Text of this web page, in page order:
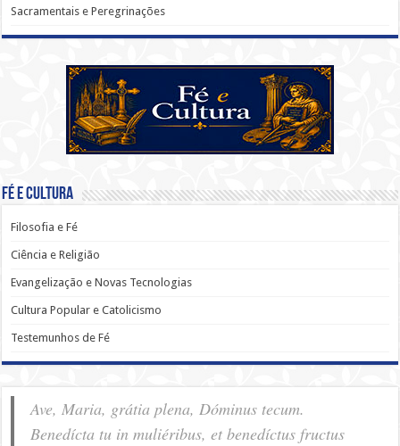
Sacramentais e Peregrinações
Fé e Cultura
Filosofia e Fé
Ciência e Religião
Evangelização e Novas Tecnologias
Cultura Popular e Catolicismo
Testemunhos de Fé
Ave, Maria, grátia plena, Dóminus tecum.
Benedícta tu in muliéribus, et benedíctus fructus